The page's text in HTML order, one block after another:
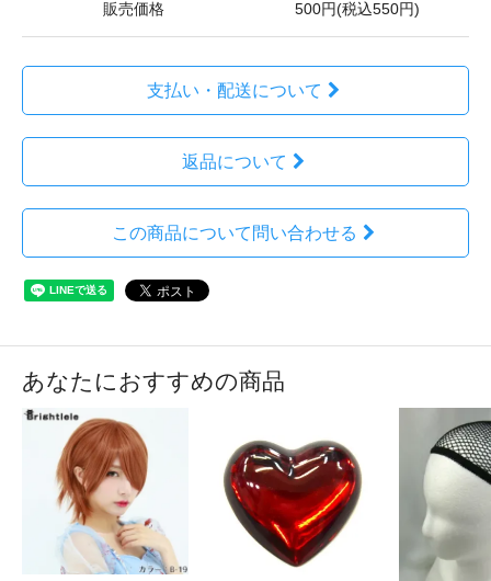
販売価格 500円(税込550円)
支払い・配送について
返品について
この商品について問い合わせる
あなたにおすすめの商品